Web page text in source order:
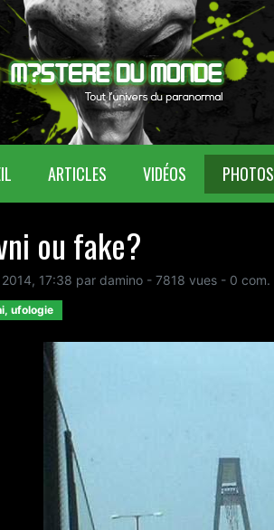
(CURRENT)ARTICLES VIDÉOS PHOTOS
ou fake?
2014, 17:38 par damino - 7818 vues - 0 com.
ufologie